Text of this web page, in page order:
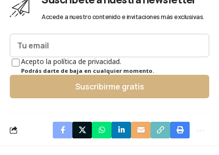
Accede a nuestro contenido e invitaciones más exclusivas.
Acepto la política de privacidad.
Podrás darte de baja en cualquier momento.
Suscribirme gratis